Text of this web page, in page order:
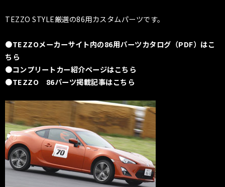
TEZZO STYLE厳選の86用カスタムパーツです。
●TEZZOメーカーサイト内の86用パーツカタログ（PDF）はこ
ちら
●コンプリートカー紹介ページはこちら
●TEZZO 86パーツ掲載記事はこちら